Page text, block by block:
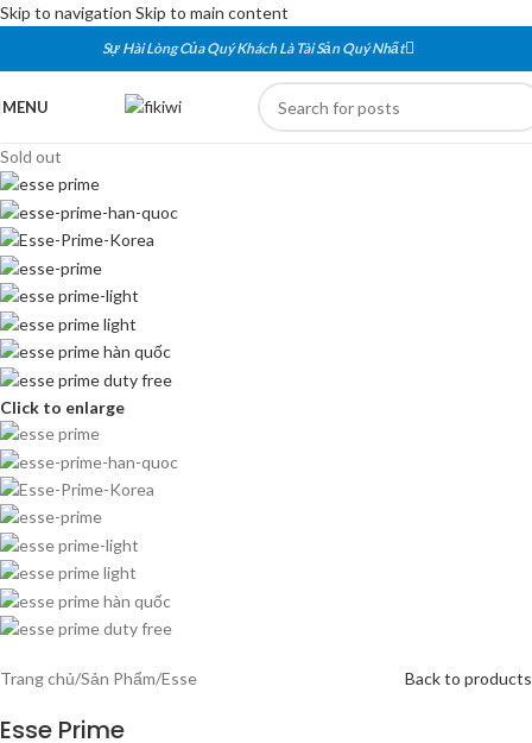
Skip to navigation Skip to main content
Sự Hài Lòng Của Quý Khách Là Tài Sản Quý Nhất
MENU
Sold out
Click to enlarge
Trang chủ/Sản Phẩm/Esse Back to products
Esse Prime